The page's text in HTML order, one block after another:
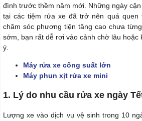
đình trước thềm năm mới. Những ngày
tại các tiệm rửa xe đã trở nên quá quen
chăm sóc phương tiện tăng cao chưa
sớm, bạn rất dễ rơi vào cảnh chờ lâu hoặc
ý.
Máy rửa xe công suất lớn
Máy phun xịt rửa xe mini
1. Lý do nhu cầu rửa xe ngày
Lượng xe vào dịch vụ vệ sinh trong 10